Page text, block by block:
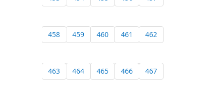
458 459 460 461 462
463 464 465 466 467